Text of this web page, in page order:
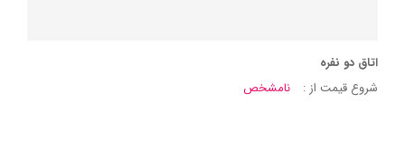
اتاق دو نفره
شروع قیمت از :
نامشخص